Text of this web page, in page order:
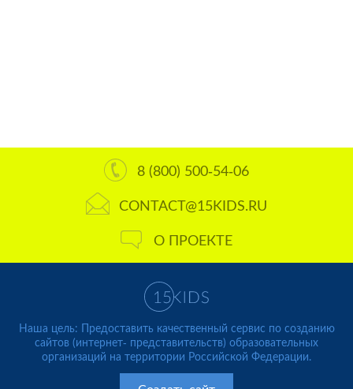
8 (800) 500-54-06
CONTACT@15KIDS.RU
О ПРОЕКТЕ
Наша цель: Предоставить качественный сервис по созданию
сайтов (интернет- представительств) образовательных
организаций на территории Российской Федерации.